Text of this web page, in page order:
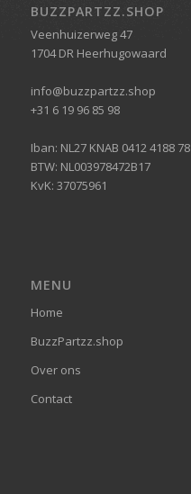
BUZZPARTZZ.SHOP
Veenhuizerweg 47
1704 DR Heerhugowaard
info@buzzpartzz.shop
+31 6 19 96 85 98
Iban: NL27 KNAB 0412 4188 78
BTW: NL003978472B17
KvK: 37075961
MENU
Home
BuzzPartzz.shop
Over ons
Contact